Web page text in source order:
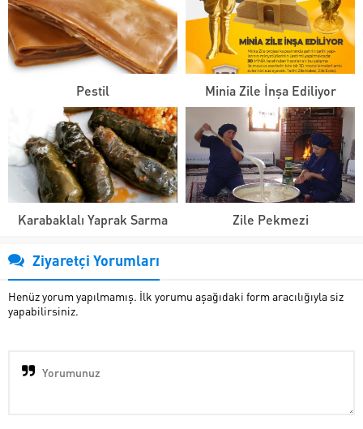
Pestil Minia Zile İnşa Ediliyor
Karabaklalı Yaprak Sarma Zile Pekmezi
Ziyaretçi Yorumları
Henüz yorum yapılmamış. İlk yorumu aşağıdaki form aracılığıyla siz
yapabilirsiniz.